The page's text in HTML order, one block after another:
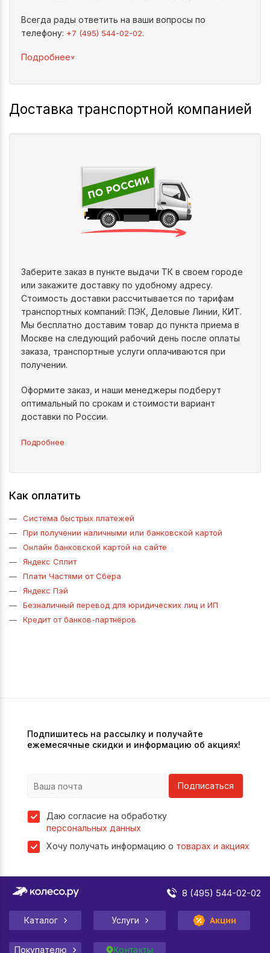
Всегда рады ответить на ваши вопросы по
телефону: +7 (495) 544-02-02.
Подробнее^
Доставка транспортной компанией
Заберите заказ в пункте выдачи ТК в своем городе
или закажите доставку по удобному адресу.
Стоимость доставки рассчитывается по тарифам
транспортных компаний: ПЭК, Деловые Линии, КИТ.
Мы бесплатно доставим товар до пункта приема в
Москве на следующий рабочий день после оплаты
заказа, транспортные услуги оплачиваются при
получении.
Оформите заказ, и наши менеджеры подберут
оптимальный по срокам и стоимости вариант
доставки по России.
Подробнее
Как оплатить
Система быстрых платежей
При получении наличными или банковской картой
Онлайн банковской картой на сайте
Яндекс Сплит
Плати Частями от Сбера
Яндекс Пэй
Безналичный перевод для юридических лиц и ИП
Кредит от банков-партнёров
Подпишитесь на рассылку и получайте
ежемесячные скидки и информацию об акциях!
Подписаться
Даю согласие на обработку
персональных данных
Хочу получать информацию о товарах и акциях
8 (495) 544-02-02
Каталог Услуги Акции
Покупателю Контакты